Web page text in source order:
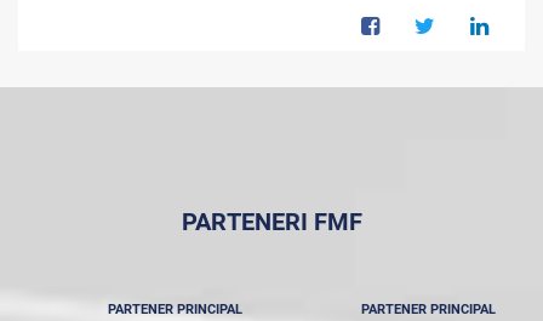
PARTENERI FMF
PARTENER PRINCIPAL PARTENER PRINCIPAL